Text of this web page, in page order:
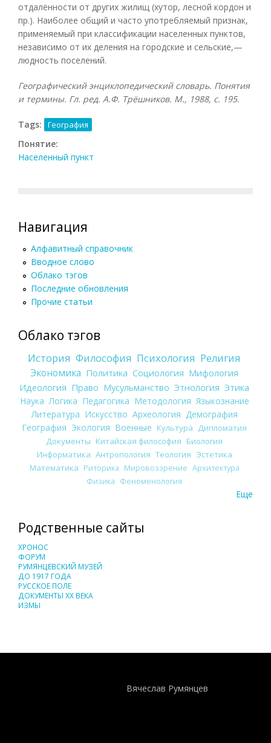
отдалённости от других жилищ (хутор, лесной кордон и
пр.). Наиболее общий и часто употребляемый признак,
применяемый при классификации населенных пунктов,
независимо от их деления на городские и сельские,—
людность поселений.
Географический энциклопедический словарь. Понятия
и термины. Гл. ред. А.Ф. Трёшников. М., 1988, с. 195.
Tags: География
Понятие:
Населенный пункт
Навигация
Алфавитный справочник
Вводное слово
Облако тэгов
Последние обновления
Прочие статьи
Облако тэгов
История Философия Психология Религия
Экономика Политика Социология Мифология
Идеология Право Мусульманство Этнология Этика
Наука Логика Педагогика Методология Языкознание
Литература Искусство Археология Демография
География Экология Военные Культура
Дипломатия
Документы Китайская философия Биология
Информатика Антропология Теология Эстетика
Математика Риторика Мировоззрение Архитектура
Физика Феноменология
Еще
Родственные сайты
ХРОНОС
ФОРУМ
РУМЯНЦЕВСКИЙ МУЗЕЙ
ДО 1917 ГОДА
РУССКОЕ ПОЛЕ
ДОКУМЕНТЫ XX ВЕКА
ИЗМЫ
Вячеслав Румянцев